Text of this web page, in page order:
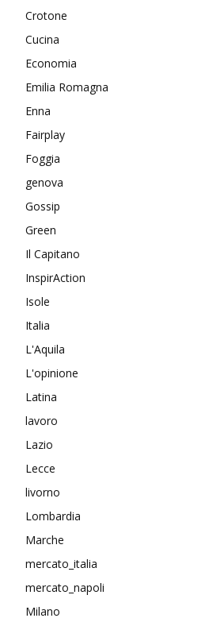
Crotone
Cucina
Economia
Emilia Romagna
Enna
Fairplay
Foggia
genova
Gossip
Green
Il Capitano
InspirAction
Isole
Italia
L'Aquila
L'opinione
Latina
lavoro
Lazio
Lecce
livorno
Lombardia
Marche
mercato_italia
mercato_napoli
Milano